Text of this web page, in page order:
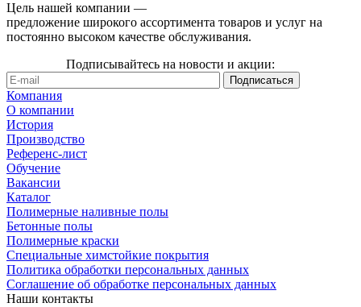
Цель нашей компании —
предложение широкого ассортимента товаров и услуг на
постоянно высоком качестве обслуживания.
Подписывайтесь на новости и акции:
Компания
О компании
История
Производство
Референс-лист
Обучение
Вакансии
Каталог
Полимерные наливные полы
Бетонные полы
Полимерные краски
Специальные химстойкие покрытия
Политика обработки персональных данных
Cоглашение об обработке персональных данных
Наши контакты